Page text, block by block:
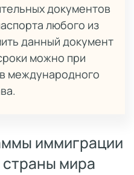
документов
любого из
данный документ
можно при
международного
иммиграции
мира